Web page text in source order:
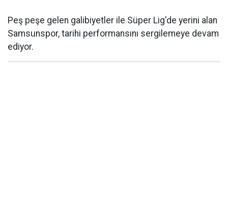
Peş peşe gelen galibiyetler ile Süper Lig'de yerini alan
Samsunspor, tarihi performansını sergilemeye devam
ediyor.